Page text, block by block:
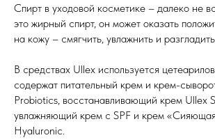
Спирт в уходовой косметике – далеко не
это жирный спирт, он может оказать
на кожу – смягчить, увлажнить и
В средствах Ullex используется
содержат питательный крем и крем-
Probiotics, восстанавливающий крем Ullex
увлажняющий крем с SPF и крем
Hyaluronic.